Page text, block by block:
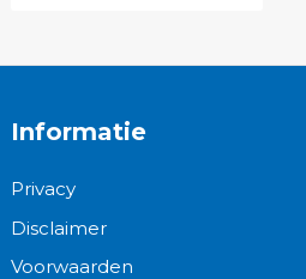
Informatie
Privacy
Disclaimer
Voorwaarden